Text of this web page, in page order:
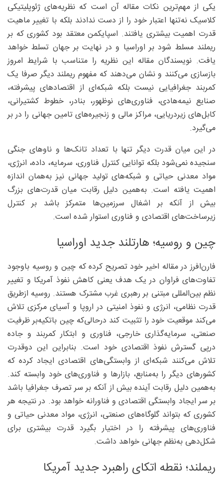
یکی از مهم‌ترین نکات مقاله آن است که نظریه‌های ژئوپلیتیکی
کلاسیک نه‌تنها اعتبار خود را از دست ندادند بلکه با تغییر ماهیت
قدرت اهمیت بیشتری یافتند. اسپایکمن معتقد بود کشوری که بر
ریملند مسلط شود بر اوراسیا و در نهایت بر جهان تسلط خواهد
یافت. نویسندگان مقاله این نظریه را متناسب با شرایط امروز
بازسازی می‌کنند و نشان می‌دهند که مفهوم ریملند دیگر صرفا یک
کمربند جغرافیایی نیست بلکه شبکه‌ای از اقتصادهای پیشرفته،
صنایع نیمه‌هادی، فناوری‌های نوظهور، بنادر، خطوط کشتیرانی،
کابل‌های زیردریایی، مراکز مالی و زنجیره‌های تامین جهانی را در بر
می‌گیرد.
در این میان قدرت دیگر تنها با تعداد تانک‌ها و ناوهای جنگی
سنجیده نمی‌شود بلکه توانایی کنترل فناوری، سرمایه، داده، انرژی،
مواد معدنی حیاتی و شبکه‌های تولید جهانی نیز به‌همان اندازه
اهمیت یافته است. به‌همین دلیل رقابت میان قدرت‌های بزرگ
بیش از آنکه بر اشغال سرزمین‌ها متمرکز باشد بر کنترل
زیرساخت‌های اقتصادی و فناوری استوار شده است.
چین و روسیه؛ هارتلند جدید اوراسیا
فارن‌افرز در مقاله اخیر خود تصریح کرده که چین و روسیه باوجود
تفاوت‌های فراوان در یک هدف یعنی کاهش نفوذ آمریکا و تغییر
نظم بین‌المللی مبتنی بر رهبری غرب مشترک هستند. روسیه ازطریق
قدرت نظامی، انرژی و نفوذ امنیتی در اروپا و آسیای مرکزی تلاش
می‌کند موقعیت خود را تثبیت کند درحالی‌که چین باتکیه‌بر ظرفیت
صنعتی، سرمایه‌گذاری خارجی، فناوری و ابتکار کمربند و جاده
درپی گسترش نفوذ اقتصادی خود است. بنابراین این دوقدرت
تلاش می‌کنند شبکه‌ای از وابستگی‌های اقتصادی ایجاد کرده که
کشورهای دیگر را به‌منابع، بازارها و فناوری‌های خود وابسته کند.
به‌همین دلیل رقابت آینده بیش از آنکه بر سر تصرف جغرافیا باشد
بر سر ایجاد وابستگی اقتصادی و فناورانه خواهد بود. در نتیجه هر
کشوری که بتواند گلوگاه‌های صنعتی، انرژی، مواد معدنی حیاتی و
فناوری‌های پیشرفته را در اختیار بگیرد قدرت بیشتری برای
شکل‌دهی به‌نظم جهانی خواهد داشت.
ریملند؛ نقطه اتکای راهبرد جدید آمریکا